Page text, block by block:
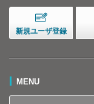
新規ユーザ登録
MENU